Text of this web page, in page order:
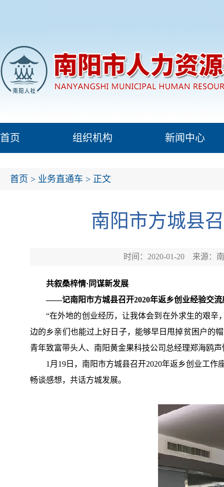
首页 组织机构 新闻中心
首页 > 业务直通车 > 正文
南阳市方城县
时间：2020-01-20 来源：
共叙桑梓情·同谋新发展
——记南阳市方城县召开2020年返乡创业经验交流
“在外地的创业经历，让我体会到在外求生的艰辛
边的乡亲们也能过上好日子，能够早日甩掉贫困户的
青年致富带头人、南阳黄金果科技公司总经理郑海鸥
1月19日，南阳市方城县召开2020年返乡创业工
畅谈感想，共话方城发展。